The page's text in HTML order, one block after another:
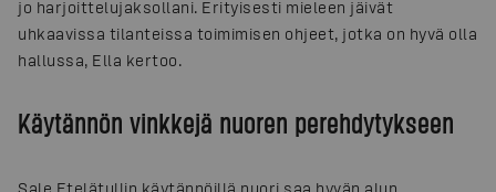
jo harjoittelujaksollani. Erityisesti mieleen jäivät
uhkaavissa tilanteissa toimimisen ohjeet, jotka on hyvä olla
hallussa, Ella kertoo.
Käytännön vinkkejä nuoren perehdytykseen
Sale Etelätullin käytännöillä nuori saa hyvän alun